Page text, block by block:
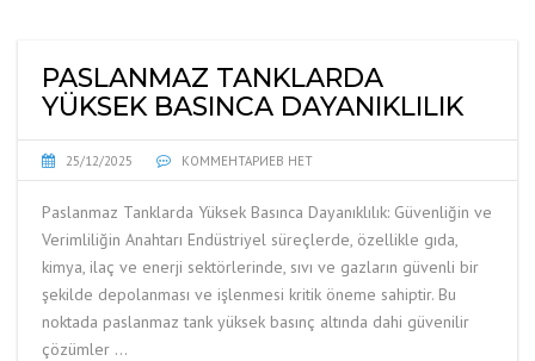
PASLANMAZ TANKLARDA
YÜKSEK BASINCA DAYANIKLILIK
25/12/2025 КОММЕНТАРИЕВ НЕТ
Paslanmaz Tanklarda Yüksek Basınca Dayanıklılık: Güvenliğin ve
Verimliliğin Anahtarı Endüstriyel süreçlerde, özellikle gıda,
kimya, ilaç ve enerji sektörlerinde, sıvı ve gazların güvenli bir
şekilde depolanması ve işlenmesi kritik öneme sahiptir. Bu
noktada paslanmaz tank yüksek basınç altında dahi güvenilir
çözümler …